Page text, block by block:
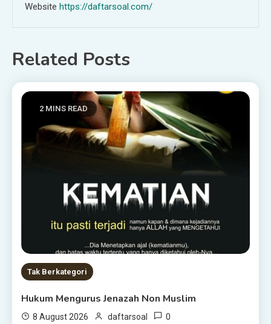
Website https://daftarsoal.com/
Related Posts
2 MINS READ
Tak Berkategori
Hukum Mengurus Jenazah Non Muslim
8 August 2026 daftarsoal 0